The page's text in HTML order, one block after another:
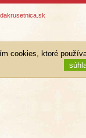
cookies, ktoré